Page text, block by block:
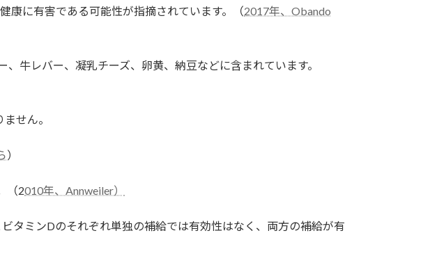
康に有害である可能性が指摘されています。（2017年、Obando
牛レバー、凝乳チーズ、卵黄、納豆などに含まれています。
せん。
）
（2010年、Annweiler）
タミンDのそれぞれ単独の補給では有効性はなく、両方の補給が有